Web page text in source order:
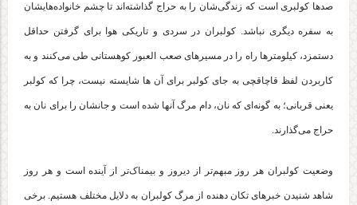
صدها کولبری است که زندگی‌شان را به حراج گذاشته‌اند تا چشم خانواده‌هایشان
به سفره دیگری نباشد. کولبران در سردی و تاریکی هوا برای گرفتن حداقل
دستمزد، کیلومترها راه را در مسیرهای صعب العبور کوهستانی طی می‌کنند و به
کاربردن لفظ قاچاقچی به جای کولبر برای آن ها شایسته نیست، چرا که کولبر
یعنی قربانی؛ به گونه‌ای که نان، دام مرگ آنها شده است و جانشان را برای نان به
حراج می‌گذارند.
وضعیت کولبران هر روز مبهم‌تر از دیروز و بیمناک‌تر از آینده است و هر روز
شاهد شنیدن خبرهای تکان دهنده از مرگ کولبران به دلایل مختلف هستیم. برخی